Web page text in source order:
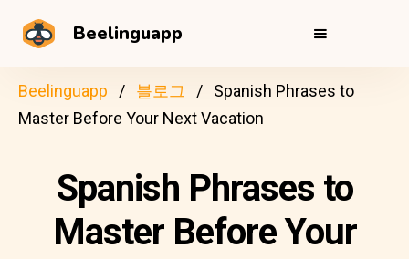
Beelinguapp
Beelinguapp 블로그
Spanish Phrases to
Master Before Your Next Vacation
Spanish Phrases to
Master Before Your